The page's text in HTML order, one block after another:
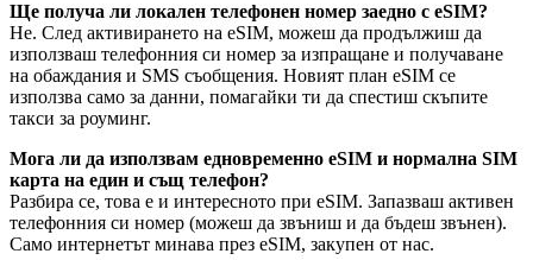
Ще получа ли локален телефонен номер заедно с eSIM?
Не. След активирането на eSIM, можеш да продължиш да
използваш телефонния си номер за изпращане и получаване
на обаждания и SMS съобщения. Новият план eSIM се
използва само за данни, помагайки ти да спестиш скъпите
такси за роуминг.
Мога ли да използвам едновременно eSIM и нормална SIM
карта на един и същ телефон?
Разбира се, това е и интересното при eSIM. Запазваш активен
телефонния си номер (можеш да звъниш и да бъдеш звънен).
Само интернетът минава през eSIM, закупен от нас.